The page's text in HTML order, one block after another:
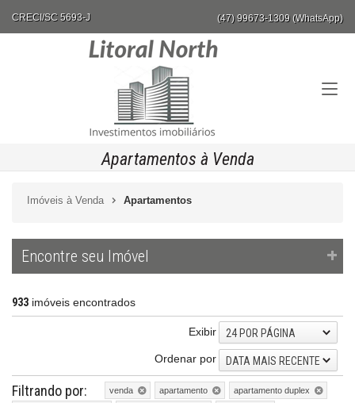
CRECI/SC 5693-J (47) 99673-1309 (WhatsApp)
Apartamentos à Venda
Imóveis à Venda Apartamentos
Encontre seu Imóvel
933 imóveis encontrados
Exibir
24 POR PÁGINA
Ordenar por
DATA MAIS RECENTE
Filtrando por: venda apartamento
apartamento duplex